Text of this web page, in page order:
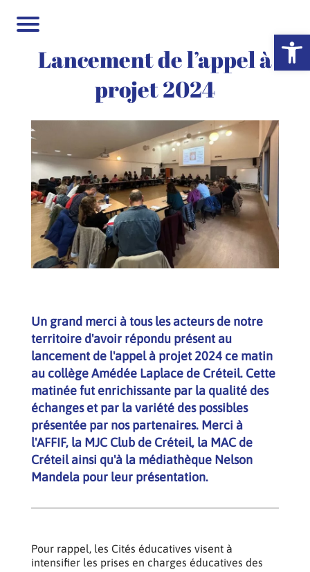
Ouvrir
Lancement de l’appel à
projet 2024
Un grand merci à tous les acteurs de notre
territoire d'avoir répondu présent au
lancement de l'appel à projet 2024 ce matin
au collège Amédée Laplace de Créteil. Cette
matinée fut enrichissante par la qualité des
échanges et par la variété des possibles
présentée par nos partenaires. Merci à
l'AFFIF, la MJC Club de Créteil, la MAC de
Créteil ainsi qu'à la médiathèque Nelson
Mandela pour leur présentation.
Pour rappel, les Cités éducatives visent à
intensifier les prises en charges éducatives des